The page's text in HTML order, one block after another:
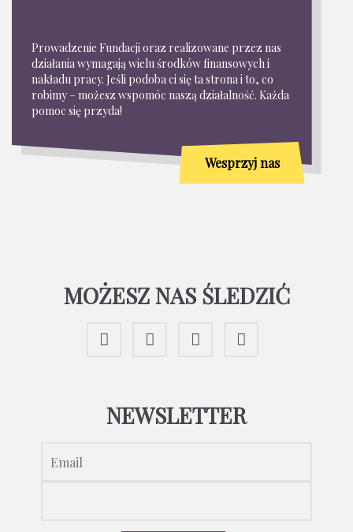
Prowadzenie Fundacji oraz realizowane przez nas
działania wymagają wielu środków finansowych i
nakładu pracy. Jeśli podoba ci się ta strona i to, co
robimy – możesz wspomóc naszą działalność. Każda
pomoc się przyda!
Wesprzyj nas
MOŻESZ NAS ŚLEDZIĆ
NEWSLETTER